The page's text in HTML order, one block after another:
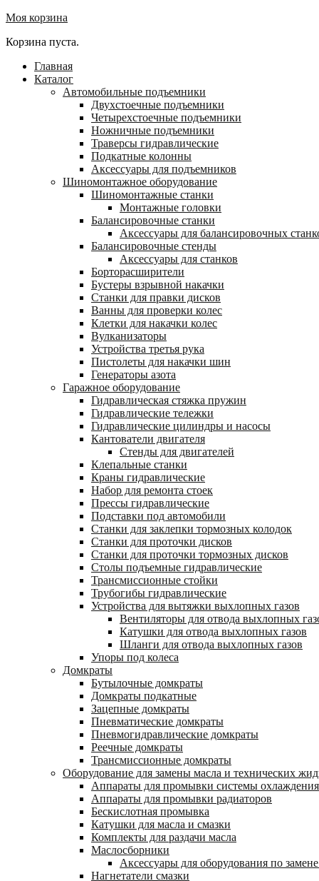
Моя корзина
Корзина пуста.
Главная
Каталог
Автомобильные подъемники
Двухстоечные подъемники
Четырехстоечные подъемники
Ножничные подъемники
Траверсы гидравлические
Подкатные колонны
Аксессуары для подъемников
Шиномонтажное оборудование
Шиномонтажные станки
Монтажные головки
Балансировочные станки
Аксессуары для балансировочных
Балансировочные стенды
Аксессуары для станков
Борторасширители
Бустеры взрывной накачки
Станки для правки дисков
Ванны для проверки колес
Клетки для накачки колес
Вулканизаторы
Устройства третья рука
Пистолеты для накачки шин
Генераторы азота
Гаражное оборудование
Гидравлическая стяжка пружин
Гидравлические тележки
Гидравлические цилиндры и насосы
Кантователи двигателя
Стенды для двигателей
Клепальные станки
Краны гидравлические
Набор для ремонта стоек
Прессы гидравлические
Подставки под автомобили
Станки для заклепки тормозных колодок
Станки для проточки дисков
Станки для проточки тормозных дисков
Столы подъемные гидравлические
Трансмиссионные стойки
Трубогибы гидравлические
Устройства для вытяжки выхлопных газов
Вентиляторы для отвода выхлопных
Катушки для отвода выхлопных газов
Шланги для отвода выхлопных газов
Упоры под колеса
Домкраты
Бутылочные домкраты
Домкраты подкатные
Зацепные домкраты
Пневматические домкраты
Пневмогидравлические домкраты
Реечные домкраты
Трансмиссионные домкраты
Оборудование для замены масла и технических
Аппараты для промывки системы охлаждения
Аппараты для промывки радиаторов
Бескислотная промывка
Катушки для масла и смазки
Комплекты для раздачи масла
Маслосборники
Аксессуары для оборудования по
Нагнетатели смазки